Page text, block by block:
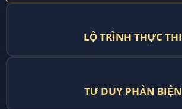
LỘ TRÌNH THỰC THI
TƯ DUY PHẢN BIỆN